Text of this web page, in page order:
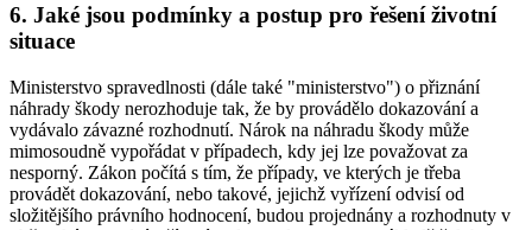
6. Jaké jsou podmínky a postup pro řešení životní
situace
Ministerstvo spravedlnosti (dále také "ministerstvo") o přiznání
náhrady škody nerozhoduje tak, že by provádělo dokazování a
vydávalo závazné rozhodnutí. Nárok na náhradu škody může
mimosoudně vypořádat v případech, kdy jej lze považovat za
nesporný. Zákon počítá s tím, že případy, ve kterých je třeba
provádět dokazování, nebo takové, jejichž vyřízení odvisí od
složitějšího právního hodnocení, budou projednány a rozhodnuty v